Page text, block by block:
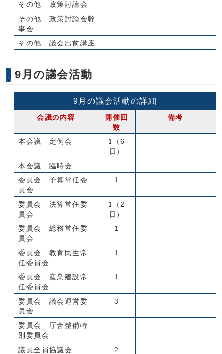
その他 政策討論会
その他 政策討論会幹
事会
その他 議会出前講座
9月の議会活動
9月の議会活動の詳細
会議の内容
開催回
数
備考
本会議 定例会
1（6
日）
本会議 臨時会
委員会 予算常任委
員会
1
委員会 決算常任委
員会
1（2
日）
委員会 総務常任委
員会
1
委員会 教育民生常
任委員会
1
委員会 産業建設常
任委員会
1
委員会 議会運営委
員会
3
委員会 庁舎整備特
別委員会
議員全員協議会
2